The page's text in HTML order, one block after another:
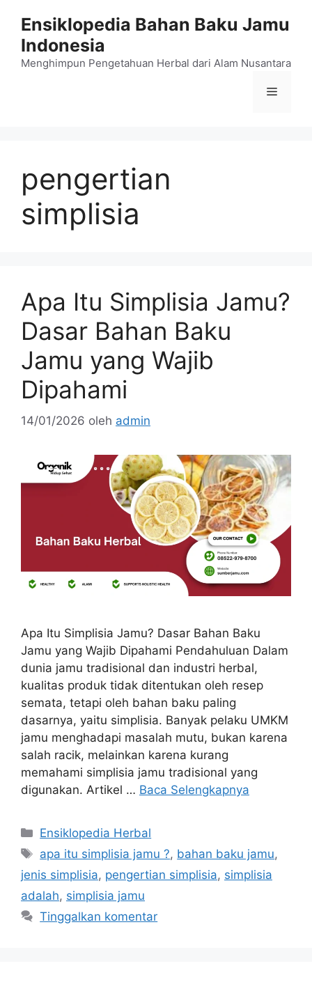
Ensiklopedia Bahan Baku Jamu
Indonesia
Menghimpun Pengetahuan Herbal dari Alam Nusantara
Menu
pengertian
simplisia
Apa Itu Simplisia Jamu?
Dasar Bahan Baku
Jamu yang Wajib
Dipahami
14/01/2026 oleh admin
Apa Itu Simplisia Jamu? Dasar Bahan Baku
Jamu yang Wajib Dipahami Pendahuluan Dalam
dunia jamu tradisional dan industri herbal,
kualitas produk tidak ditentukan oleh resep
semata, tetapi oleh bahan baku paling
dasarnya, yaitu simplisia. Banyak pelaku UMKM
jamu menghadapi masalah mutu, bukan karena
salah racik, melainkan karena kurang
memahami simplisia jamu tradisional yang
digunakan. Artikel … Baca Selengkapnya
Kategori
Ensiklopedia Herbal
Tag
apa itu simplisia jamu ?, bahan baku jamu,
jenis simplisia, pengertian simplisia, simplisia
adalah, simplisia jamu
Tinggalkan komentar